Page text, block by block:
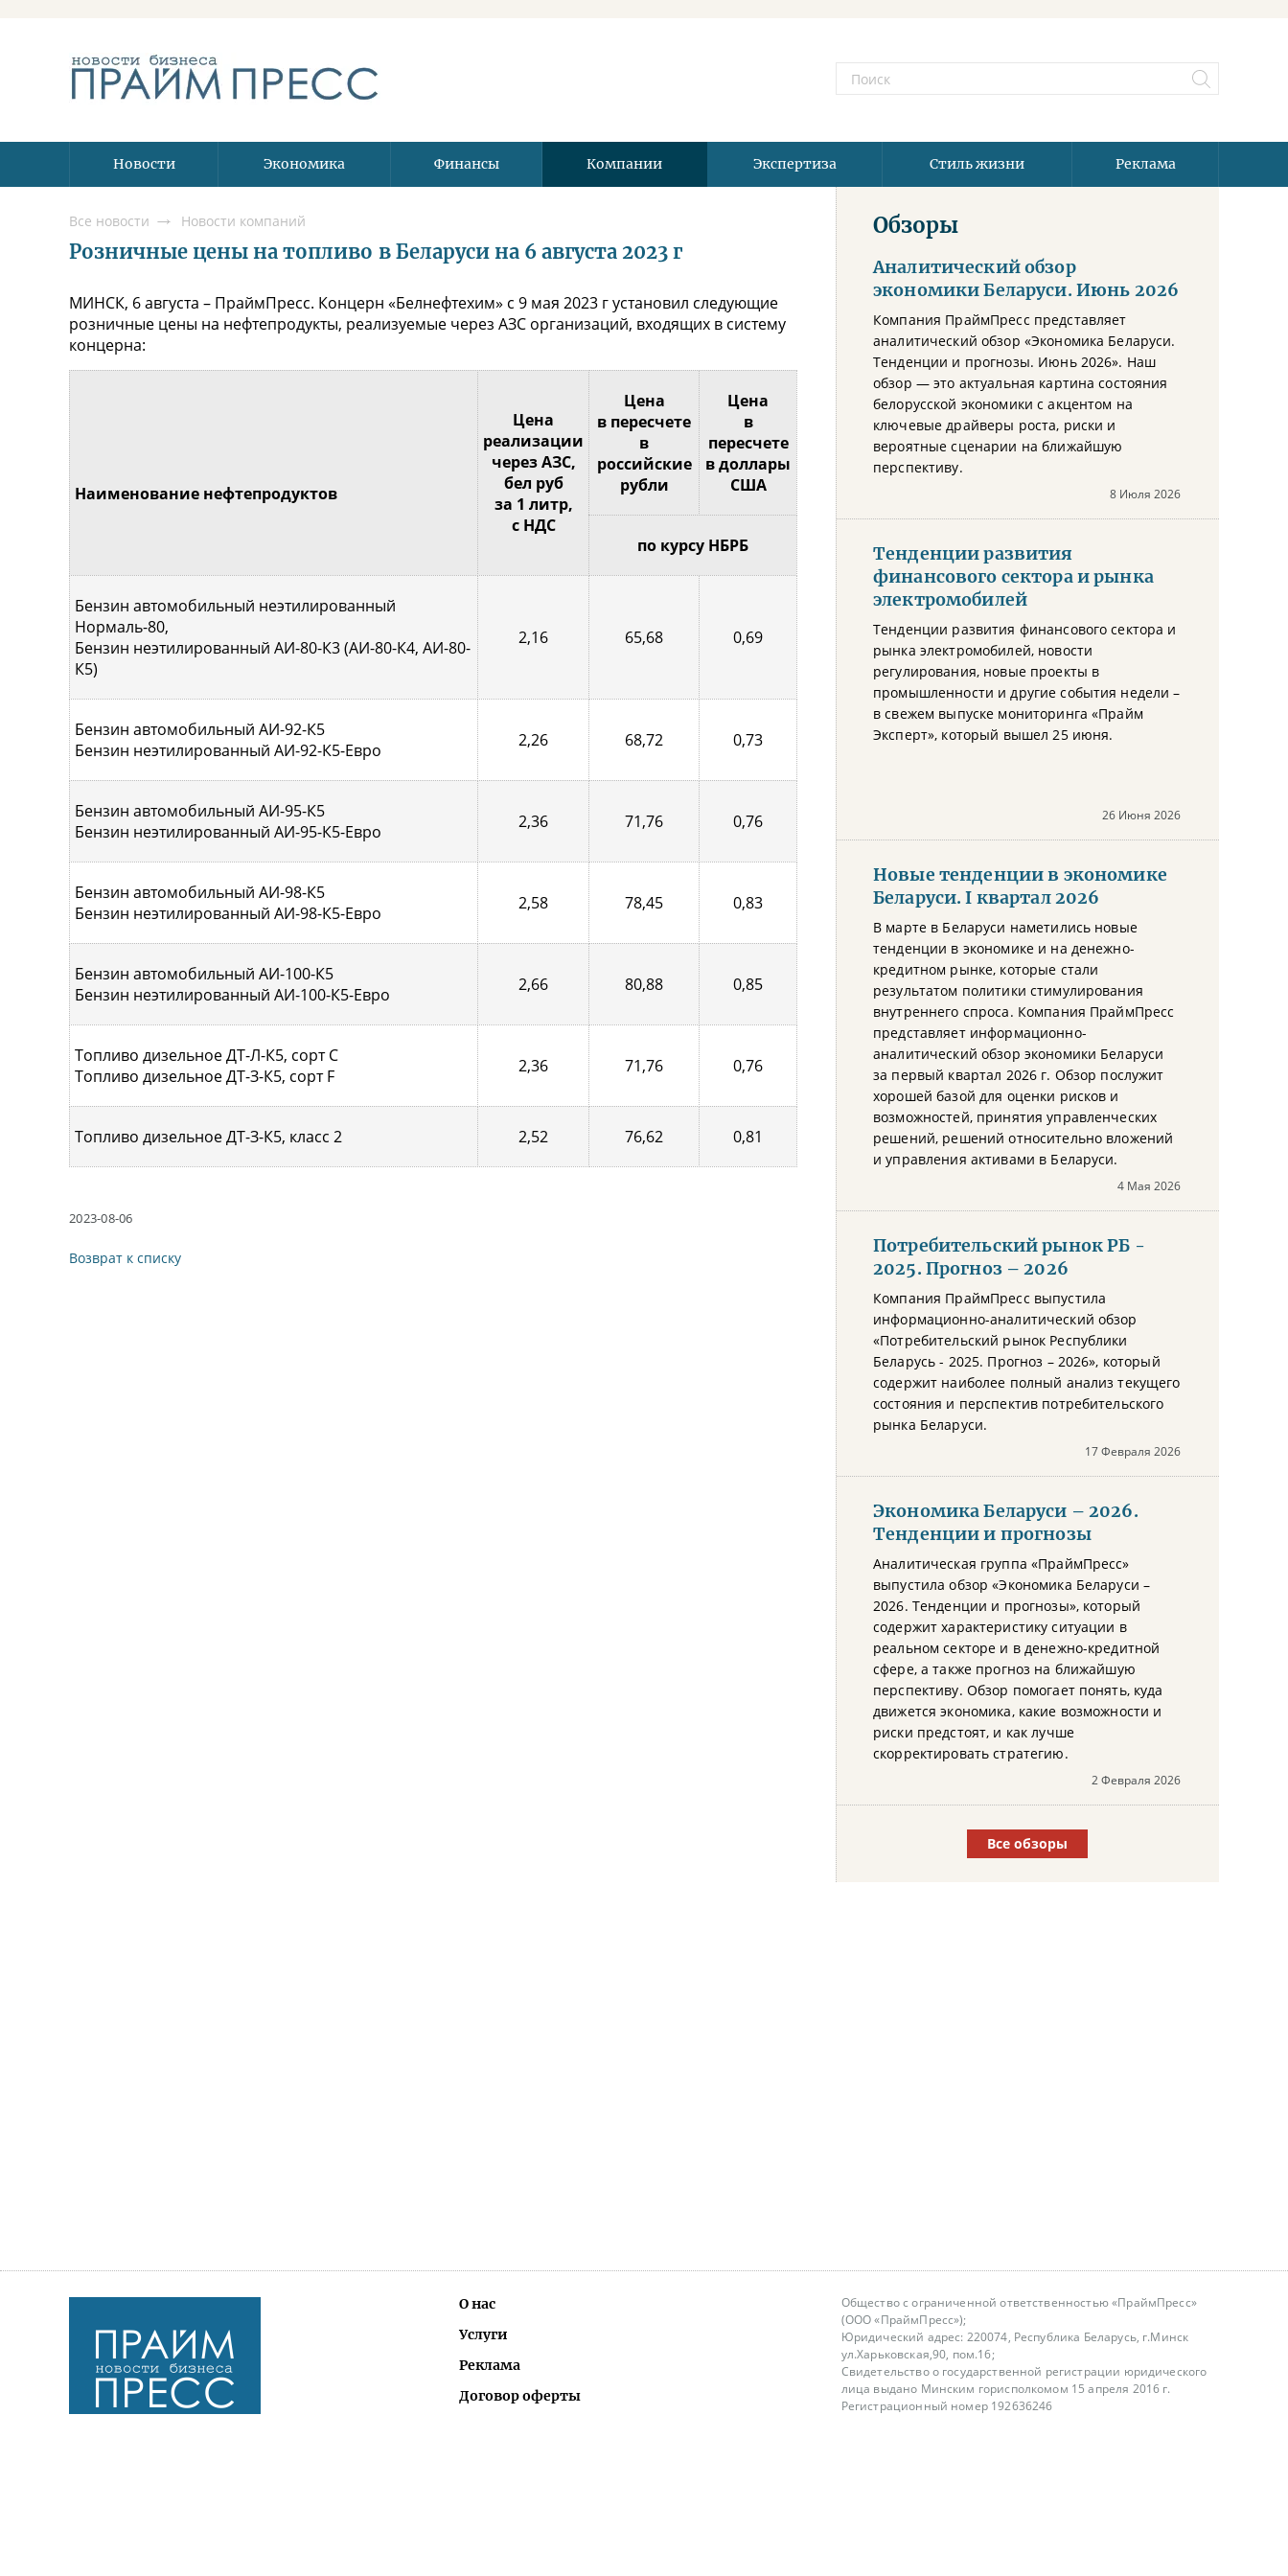
Новости Экономика Финансы Компании Экспертиза Стиль жизни Реклама
Все новости Новости компаний
Розничные цены на топливо в Беларуси на 6 августа 2023 г
МИНСК, 6 августа – ПраймПресс. Концерн «Белнефтехим» с 9 мая 2023 г установил следующие
розничные цены на нефтепродукты, реализуемые через АЗС организаций, входящих в систему
концерна:
Наименование нефтепродуктов
Цена
реализации
через АЗС,
бел руб
за 1 литр,
с НДС
Цена
в пересчете
в
российские
рубли
Цена
в
пересчете
в доллары
США
по курсу НБРБ
Бензин автомобильный неэтилированный
Нормаль-80,
Бензин неэтилированный АИ-80-К3 (АИ-80-К4, АИ-80-
К5)
2,16 65,68 0,69
Бензин автомобильный АИ-92-К5
Бензин неэтилированный АИ-92-К5-Евро
2,26 68,72 0,73
Бензин автомобильный АИ-95-К5
Бензин неэтилированный АИ-95-К5-Евро
2,36 71,76 0,76
Бензин автомобильный АИ-98-К5
Бензин неэтилированный АИ-98-К5-Евро
2,58 78,45 0,83
Бензин автомобильный АИ-100-К5
Бензин неэтилированный АИ-100-К5-Евро
2,66 80,88 0,85
Топливо дизельное ДТ-Л-К5, сорт С
Топливо дизельное ДТ-З-К5, сорт F
2,36 71,76 0,76
Топливо дизельное ДТ-З-К5, класс 2 2,52 76,62 0,81
2023-08-06
Возврат к списку
Обзоры
Аналитический обзор
экономики Беларуси. Июнь 2026
Компания ПраймПресс представляет
аналитический обзор «Экономика Беларуси.
Тенденции и прогнозы. Июнь 2026». Наш
обзор — это актуальная картина состояния
белорусской экономики с акцентом на
ключевые драйверы роста, риски и
вероятные сценарии на ближайшую
перспективу.
8 Июля 2026
Тенденции развития
финансового сектора и рынка
электромобилей
Тенденции развития финансового сектора и
рынка электромобилей, новости
регулирования, новые проекты в
промышленности и другие события недели –
в свежем выпуске мониторинга «Прайм
Эксперт», который вышел 25 июня.
26 Июня 2026
Новые тенденции в экономике
Беларуси. I квартал 2026
В марте в Беларуси наметились новые
тенденции в экономике и на денежно-
кредитном рынке, которые стали
результатом политики стимулирования
внутреннего спроса. Компания ПраймПресс
представляет информационно-
аналитический обзор экономики Беларуси
за первый квартал 2026 г. Обзор послужит
хорошей базой для оценки рисков и
возможностей, принятия управленческих
решений, решений относительно вложений
и управления активами в Беларуси.
4 Мая 2026
Потребительский рынок РБ -
2025. Прогноз – 2026
Компания ПраймПресс выпустила
информационно-аналитический обзор
«Потребительский рынок Республики
Беларусь - 2025. Прогноз – 2026», который
содержит наиболее полный анализ текущего
состояния и перспектив потребительского
рынка Беларуси.
17 Февраля 2026
Экономика Беларуси – 2026.
Тенденции и прогнозы
Аналитическая группа «ПраймПресс»
выпустила обзор «Экономика Беларуси –
2026. Тенденции и прогнозы», который
содержит характеристику ситуации в
реальном секторе и в денежно-кредитной
сфере, а также прогноз на ближайшую
перспективу. Обзор помогает понять, куда
движется экономика, какие возможности и
риски предстоят, и как лучше
скорректировать стратегию.
2 Февраля 2026
Все обзоры
О нас
Услуги
Реклама
Договор оферты
Общество с ограниченной ответственностью «ПраймПресс»
(ООО «ПраймПресс»);
Юридический адрес: 220074, Республика Беларусь, г.Минск
ул.Харьковская,90, пом.16;
Свидетельство о государственной регистрации юридического
лица выдано Минским горисполкомом 15 апреля 2016 г.
Регистрационный номер 192636246